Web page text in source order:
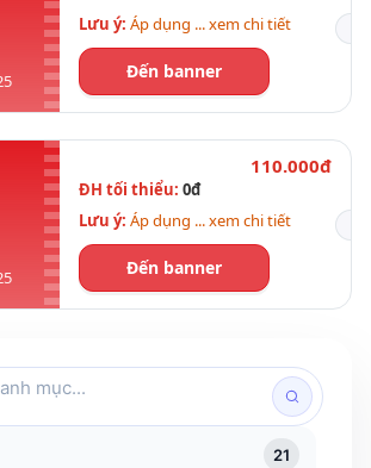
Lưu ý: Áp dụng ... xem chi tiết
Đến banner
110.000đ
ĐH tối thiểu: 0đ
Lưu ý: Áp dụng ... xem chi tiết
Đến banner
21